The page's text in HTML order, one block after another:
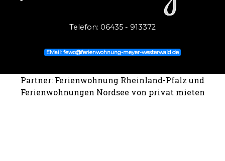
Telefon: 06435 - 913372
EMail: fewo@ferienwohnung-meyer-westerwald.de
Partner: Ferienwohnung Rheinland-Pfalz und
Ferienwohnungen Nordsee von privat mieten